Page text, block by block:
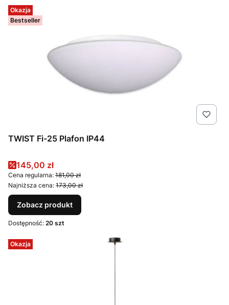
Okazja
Bestseller
TWIST Fi-25 Plafon IP44
Cena promocyjna
145,00 zł
Cena regularna: 181,00 zł
Najniższa cena: 173,00 zł
Zobacz produkt
Dostępność: 20 szt
Okazja